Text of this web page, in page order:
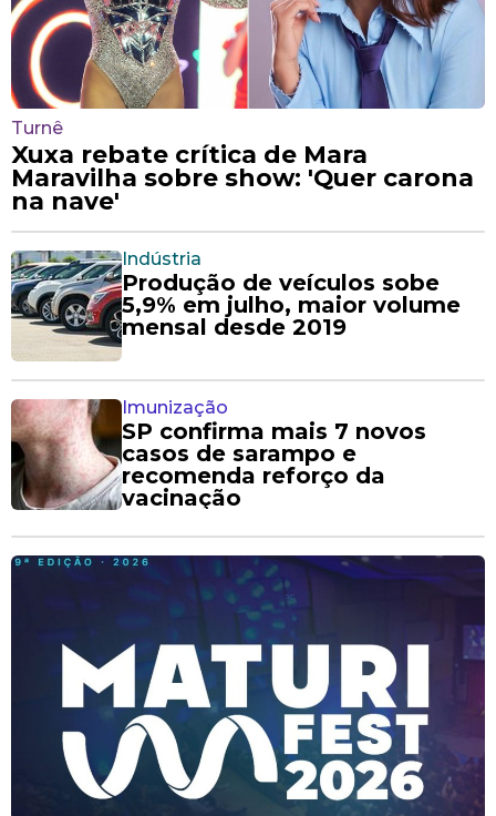
Turnê
Xuxa rebate crítica de Mara
Maravilha sobre show: 'Quer carona
na nave'
Indústria
Produção de veículos sobe
5,9% em julho, maior volume
mensal desde 2019
Imunização
SP confirma mais 7 novos
casos de sarampo e
recomenda reforço da
vacinação